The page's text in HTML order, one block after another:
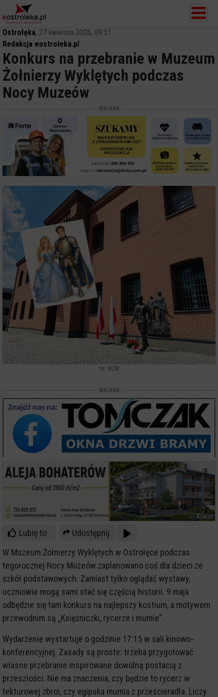
Ostrołęka, 27 kwietnia 2026, 09:51
Redakcja eostroleka.pl
Konkurs na przebranie w Muzeum
Żołnierzy Wyklętych podczas
Nocy Muzeów
REKLAMA
fot. MŻW
REKLAMA
Lubię to
Udostępnij
W Muzeum Żołnierzy Wyklętych w Ostrołęce podczas
tegorocznej Nocy Muzeów zaplanowano coś dla dzieci ze
szkół podstawowych. Zamiast tylko oglądać wystawy,
uczniowie mogą sami stać się częścią historii. 9 maja
odbędzie się tam konkurs na najlepszy kostium, a motywem
przewodnim są „Księżniczki, rycerze i mumie”.
Wydarzenie wystartuje o godzinie 17:15 w sali kinowo-
konferencyjnej. Zasady są proste: trzeba przygotować
własne przebranie inspirowane dowolną postacią z
przeszłości. Nie ma znaczenia, czy będzie to rycerz w
tekturowej zbroi, czy egipska mumia z prześcieradła. Liczy